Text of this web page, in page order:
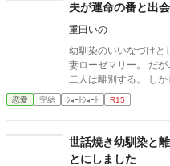
夫が運命の番と出
重田いの
幼馴染のいいなづけと
妻ローゼマリー。 だがエーリヒに運命の番が現れたことにより、
二人は離別する。 しかし二年後、修道院に暮らすローゼマリーの
元へエーリヒが現れ
恋愛 完結 ｼｮｰﾄｼｮｰﾄ R15
世話焼き幼馴染と
とにしました